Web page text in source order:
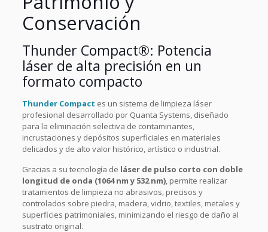
Conservación
Thunder Compact®: Potencia
láser de alta precisión en un
formato compacto
Thunder Compact es un sistema de limpieza láser
profesional desarrollado por Quanta Systems, diseñado
para la eliminación selectiva de contaminantes,
incrustaciones y depósitos superficiales en materiales
delicados y de alto valor histórico, artístico o industrial.
Gracias a su tecnología de láser de pulso corto con doble
longitud de onda (1064 nm y 532 nm), permite realizar
tratamientos de limpieza no abrasivos, precisos y
controlados sobre piedra, madera, vidrio, textiles, metales y
superficies patrimoniales, minimizando el riesgo de daño al
sustrato original.